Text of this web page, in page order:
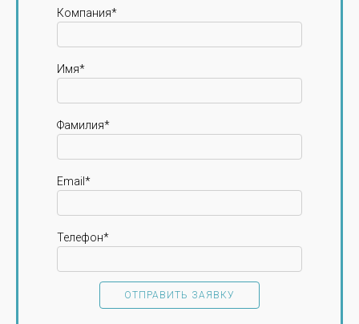
Компания*
Имя*
Фамилия*
Email*
Телефон*